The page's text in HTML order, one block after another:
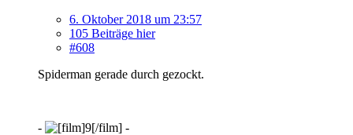
6. Oktober 2018 um 23:57
105 Beiträge hier
#608
Spiderman gerade durch gezockt.
- -